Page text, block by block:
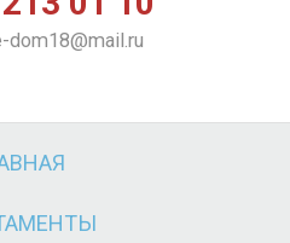
dom18@mail.ru